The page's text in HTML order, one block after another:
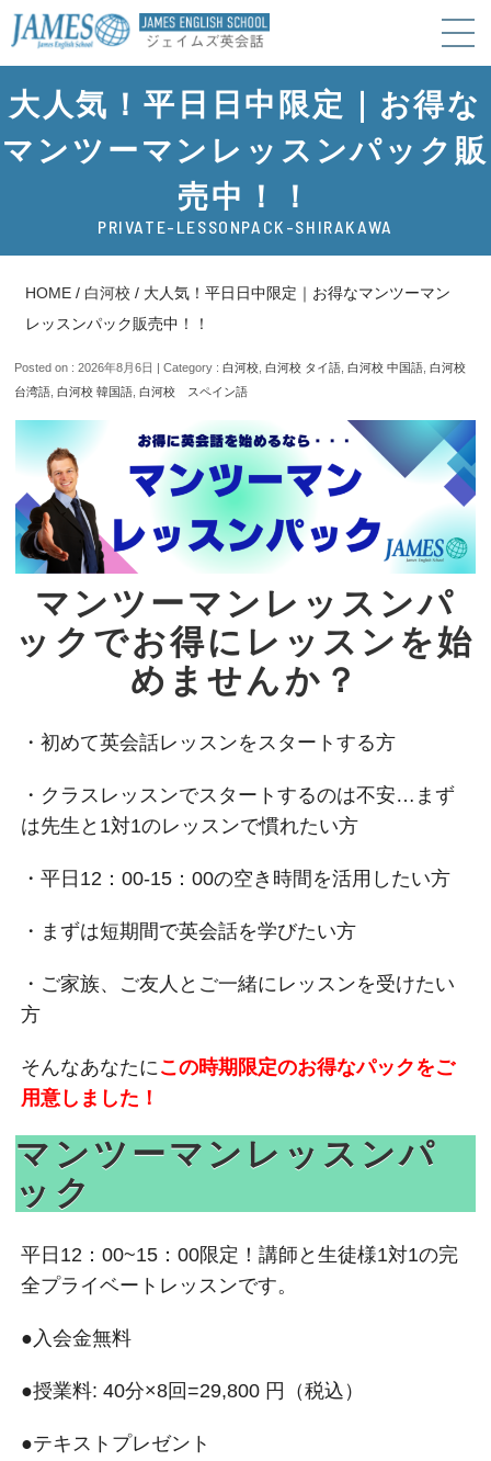
大人気！平日日中限定｜お得な
マンツーマンレッスンパック販
売中！！
PRIVATE-LESSONPACK-SHIRAKAWA
HOME / 白河校 / 大人気！平日日中限定｜お得なマンツーマン
レッスンパック販売中！！
Posted on : 2026年8月6日 | Category :白河校 ,白河校 タイ語 ,白河校 中国語 ,白河校
台湾語 ,白河校 韓国語 ,白河校 スペイン語
マンツーマンレッスンパ
ックでお得にレッスンを始
めませんか？
・初めて英会話レッスンをスタートする方
・クラスレッスンでスタートするのは不安…まず
は先生と1対1のレッスンで慣れたい方
・平日12：00‐15：00の空き時間を活用したい方
・まずは短期間で英会話を学びたい方
・ご家族、ご友人とご一緒にレッスンを受けたい
方
そんなあなたに この時期限定のお得なパックをご
用意しました！
マンツーマンレッスンパ
ック
平日12：00~15：00限定！講師と生徒様1対1の完
全プライベートレッスンです。
●入会金無料
●授業料: 40分×8回=29,800 円（税込）
●テキストプレゼント